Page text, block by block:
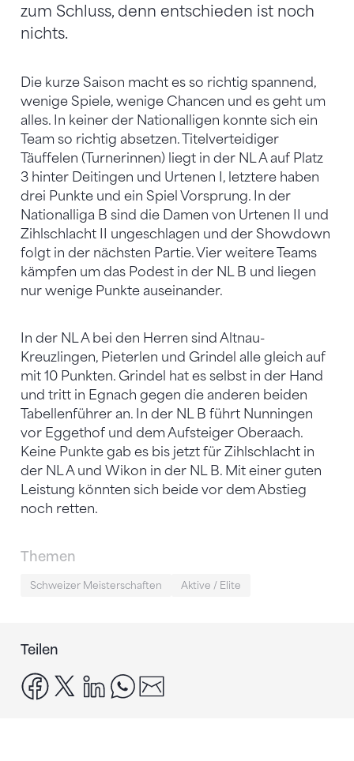
zum Schluss, denn entschieden ist noch
nichts.
Die kurze Saison macht es so richtig spannend,
wenige Spiele, wenige Chancen und es geht um
alles. In keiner der Nationalligen konnte sich ein
Team so richtig absetzen. Titelverteidiger
Täuffelen (Turnerinnen) liegt in der NL A auf Platz
3 hinter Deitingen und Urtenen I, letztere haben
drei Punkte und ein Spiel Vorsprung. In der
Nationalliga B sind die Damen von Urtenen II und
Zihlschlacht II ungeschlagen und der Showdown
folgt in der nächsten Partie. Vier weitere Teams
kämpfen um das Podest in der NL B und liegen
nur wenige Punkte auseinander.
In der NL A bei den Herren sind Altnau-
Kreuzlingen, Pieterlen und Grindel alle gleich auf
mit 10 Punkten. Grindel hat es selbst in der Hand
und tritt in Egnach gegen die anderen beiden
Tabellenführer an. In der NL B führt Nunningen
vor Eggethof und dem Aufsteiger Oberaach.
Keine Punkte gab es bis jetzt für Zihlschlacht in
der NL A und Wikon in der NL B. Mit einer guten
Leistung könnten sich beide vor dem Abstieg
noch retten.
Themen
Schweizer Meisterschaften Aktive / Elite
Teilen
facebook
x linkedinwhatsapp